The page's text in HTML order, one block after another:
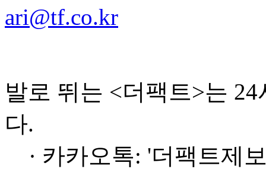
ari@tf.co.kr
발로 뛰는 <더팩트>는
다.
· 카카오톡: '더팩트제